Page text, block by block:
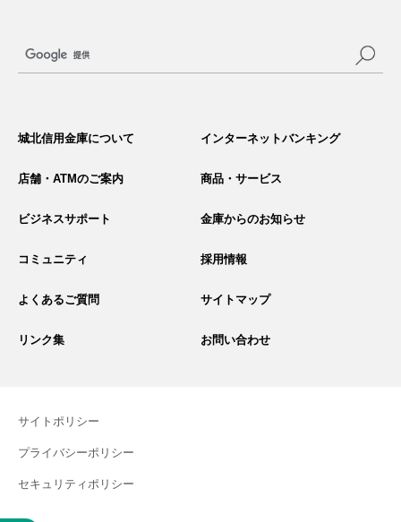
城北信用金庫について インターネットバンキング
店舗・ATMのご案内 商品・サービス
ビジネスサポート 金庫からのお知らせ
コミュニティ 採用情報
よくあるご質問 サイトマップ
リンク集 お問い合わせ
サイトポリシー
プライバシーポリシー
セキュリティポリシー